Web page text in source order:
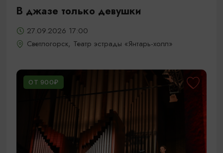
В джазе только девушки
27.09.2026 17:00
Светлогорск, Театр эстрады «Янтарь-холл»
ОТ 900₽